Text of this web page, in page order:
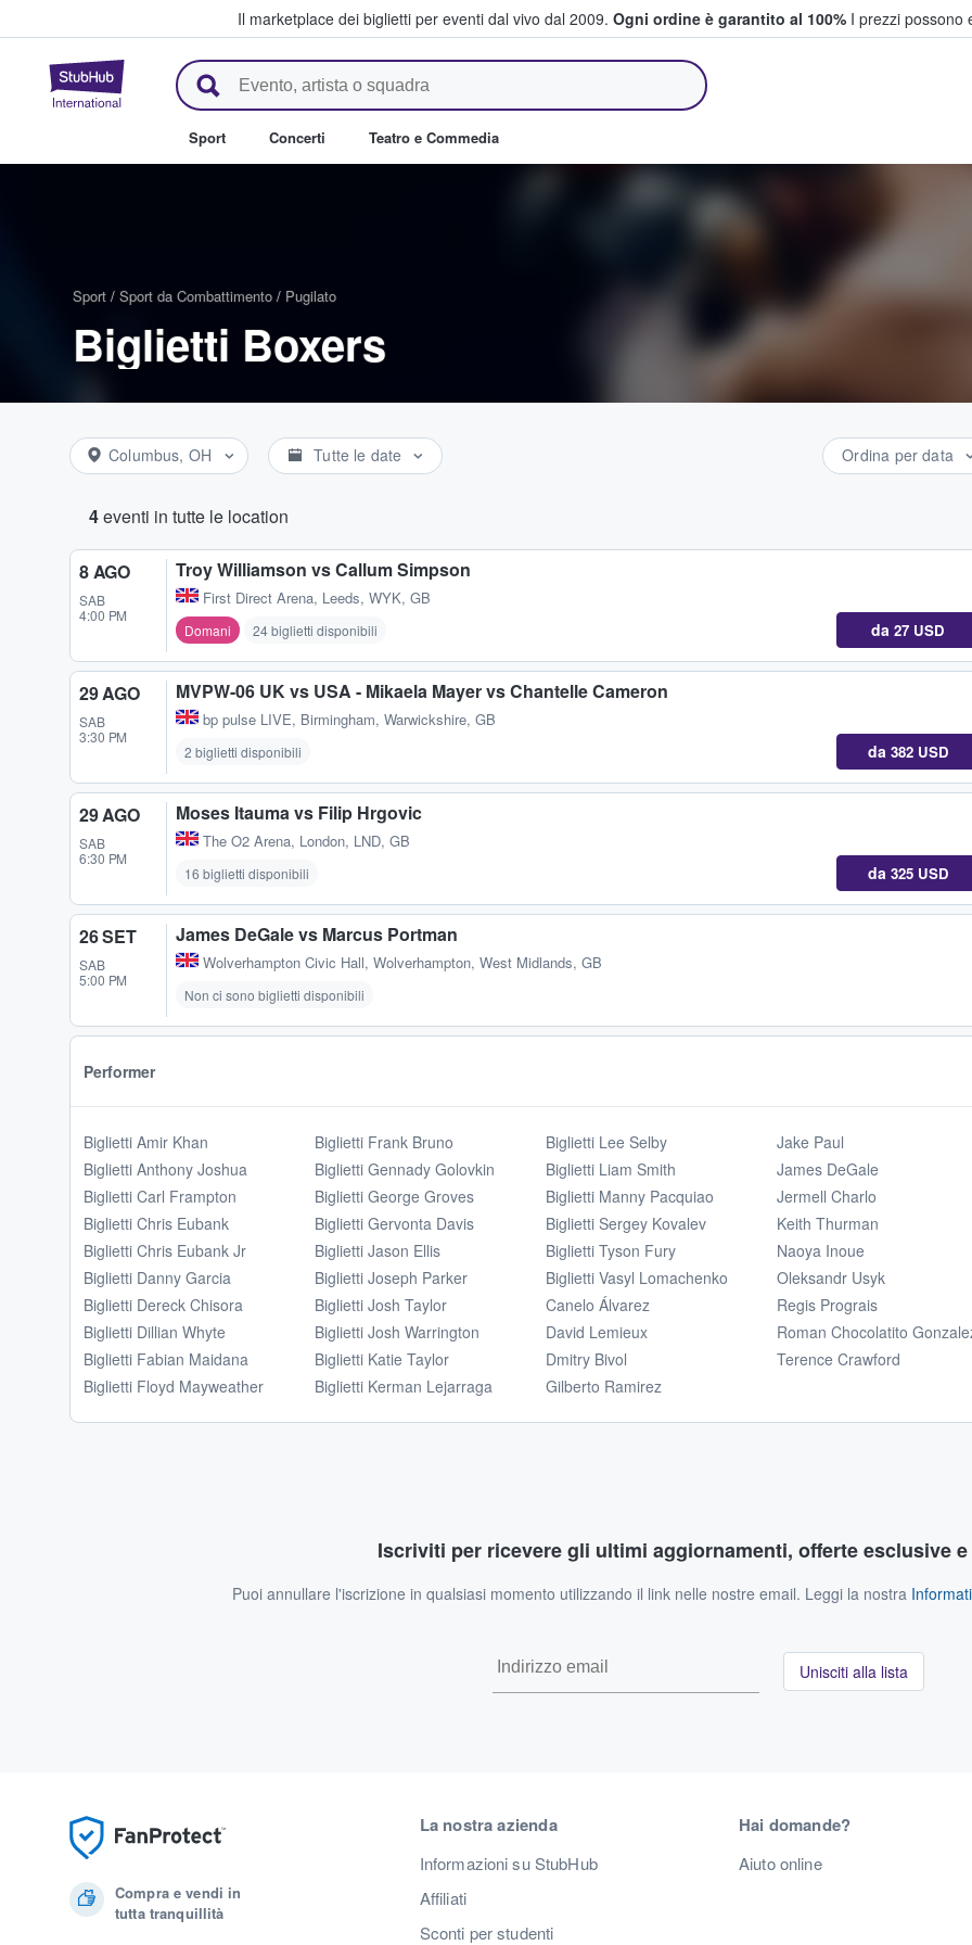
Il marketplace dei biglietti per eventi dal vivo dal 2009. Ogni ordine è garantito al 100% I prezzi possono
StubHub - Dove i fan comprano e vendono biglietti
Sport Concerti Teatro e Commedia
Sport / Sport da Combattimento / Pugilato
Biglietti Boxers
Columbus, OH Tutte le date Ordina per data
4eventi in tutte le location
8 AGO
SAB
4:00 PM
Troy Williamson vs Callum Simpson
First Direct Arena, Leeds, WYK, GB
Domani 24 biglietti disponibili da 27 USD
29 AGO
SAB
3:30 PM
MVPW-06 UK vs USA - Mikaela Mayer vs Chantelle Cameron
bp pulse LIVE, Birmingham, Warwickshire, GB
2 biglietti disponibili da 382 USD
29 AGO
SAB
6:30 PM
Moses Itauma vs Filip Hrgovic
The O2 Arena, London, LND, GB
16 biglietti disponibili da 325 USD
26 SET
SAB
5:00 PM
James DeGale vs Marcus Portman
Wolverhampton Civic Hall, Wolverhampton, West Midlands, GB
Non ci sono biglietti disponibili
Performer
Biglietti Amir Khan
Biglietti Anthony Joshua
Biglietti Carl Frampton
Biglietti Chris Eubank
Biglietti Chris Eubank Jr
Biglietti Danny Garcia
Biglietti Dereck Chisora
Biglietti Dillian Whyte
Biglietti Fabian Maidana
Biglietti Floyd Mayweather
Biglietti Frank Bruno
Biglietti Gennady Golovkin
Biglietti George Groves
Biglietti Gervonta Davis
Biglietti Jason Ellis
Biglietti Joseph Parker
Biglietti Josh Taylor
Biglietti Josh Warrington
Biglietti Katie Taylor
Biglietti Kerman Lejarraga
Biglietti Lee Selby
Biglietti Liam Smith
Biglietti Manny Pacquiao
Biglietti Sergey Kovalev
Biglietti Tyson Fury
Biglietti Vasyl Lomachenko
Canelo Álvarez
David Lemieux
Dmitry Bivol
Gilberto Ramirez
Jake Paul
James DeGale
Jermell Charlo
Keith Thurman
Naoya Inoue
Oleksandr Usyk
Regis Prograis
Roman Chocolatito
Terence Crawford
Iscriviti per ricevere gli ultimi aggiornamenti, offerte esclusive
Puoi annullare l'iscrizione in qualsiasi momento utilizzando il link nelle nostre email. Leggi la nostra
Unisciti alla lista
Compra e vendi in
tutta tranquillità
La nostra azienda
Informazioni su StubHub
Affiliati
Sconti per studenti
Hai domande?
Aiuto online